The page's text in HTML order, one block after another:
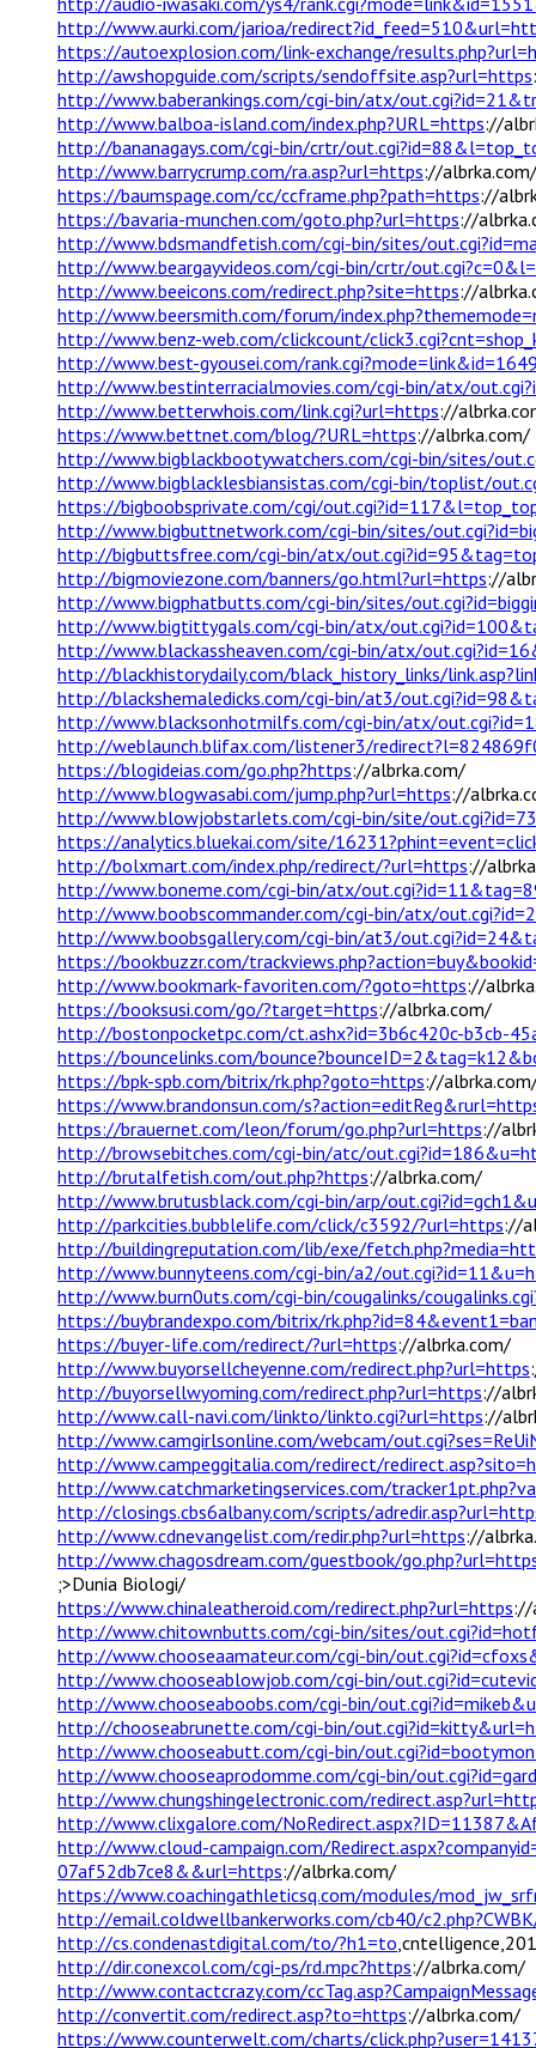
http://www.aurki.com/jarioa/
https://autoexplosion.com/link-exchange/
http://awshopguide.com/scripts/sendoffsite.asp?url=https
http://www.baberankings.com/cgi-bin/atx/
http://www.balboa-island.com/index.php?URL=https://
http://bananagays.com/cgi-bin/crtr/
http://www.barrycrump.com/ra.asp?url=https://albrka.com/
https://baumspage.com/cc/ccframe.php?path=https://
https://bavaria-munchen.com/goto.php?url=https://
http://www.bdsmandfetish.com/cgi-bin/sites/
http://www.beargayvideos.com/cgi-bin/crtr/
http://www.beeicons.com/redirect.php?site=https://
http://www.beersmith.com/forum/
http://www.benz-web.com/clickcount/
http://www.best-gyousei.com/
http://www.bestinterracialmovies.com/cgi-bin/atx/
http://www.betterwhois.com/link.cgi?url=https://
https://www.bettnet.com/blog/?URL=https://albrka.com/
http://www.bigblackbootywatchers.com/cgi-bin/sites/
http://www.bigblacklesbiansistas.com/cgi-bin/toplist/
https://bigboobsprivate.com/cgi/
http://www.bigbuttnetwork.com/cgi-bin/sites/
http://bigbuttsfree.com/cgi-bin/atx/
http://bigmoviezone.com/banners/go.html?url=https://
http://www.bigphatbutts.com/cgi-bin/sites/
http://www.bigtittygals.com/cgi-bin/atx/
http://www.blackassheaven.com/cgi-bin/atx/
http://blackhistorydaily.com/black_history_links/
http://blackshemaledicks.com/cgi-bin/at3/
http://www.blacksonhotmilfs.com/cgi-bin/atx/
http://weblaunch.blifax.com/listener3/
https://blogideias.com/go.php?https://albrka.com/
http://www.blogwasabi.com/jump.php?url=https://
http://www.blowjobstarlets.com/cgi-bin/site/
https://analytics.bluekai.com/site/
http://bolxmart.com/index.php/redirect/?url=https://
http://www.boneme.com/cgi-bin/atx/
http://www.boobscommander.com/cgi-bin/atx/
http://www.boobsgallery.com/cgi-bin/at3/
https://bookbuzzr.com/
http://www.bookmark-favoriten.com/?goto=https://
https://booksusi.com/go/?target=https://albrka.com/
http://bostonpocketpc.com/ct.ashx?id=3b6c420c-b3cb-
https://bouncelinks.com/
https://bpk-spb.com/bitrix/rk.php?goto=https://
https://www.brandonsun.com/
https://brauernet.com/leon/forum/go.php?url=https://
http://browsebitches.com/cgi-bin/atc/
http://brutalfetish.com/out.php?https://albrka.com/
http://www.brutusblack.com/cgi-bin/arp/
http://parkcities.bubblelife.com/click/c3592/?url=https://
http://buildingreputation.com/lib/exe/
http://www.bunnyteens.com/cgi-bin/a2/
http://www.burn0uts.com/cgi-bin/cougalinks/
https://buybrandexpo.com/bitrix/
https://buyer-life.com/redirect/?url=https://albrka.com/
http://www.buyorsellcheyenne.com/redirect.php?url=https
http://buyorsellwyoming.com/redirect.php?url=https://
http://www.call-navi.com/linkto/linkto.cgi?url=https://
http://www.camgirlsonline.com/webcam/
http://www.campeggitalia.com/redirect/
http://www.catchmarketingservices.com/
http://closings.cbs6albany.com/scripts/
http://www.cdnevangelist.com/redir.php?url=https://
http://www.chagosdream.com/guestbook/
;>Dunia Biologi/
https://www.chinaleatheroid.com/redirect.php?url=https://
http://www.chitownbutts.com/cgi-bin/sites/
http://www.chooseaamateur.com/cgi-bin/
http://www.chooseablowjob.com/cgi-bin/
http://www.chooseaboobs.com/cgi-bin/
http://chooseabrunette.com/cgi-bin/
http://www.chooseabutt.com/cgi-bin/
http://www.chooseaprodomme.com/cgi-bin/
http://www.chungshingelectronic.com/
http://www.clixgalore.com/
http://www.cloud-campaign.com/
07af52db7ce8&&url=https://albrka.com/
https://www.coachingathleticsq.com/modules/
http://email.coldwellbankerworks.com/cb40/
http://cs.condenastdigital.com/to/?h1=to
http://dir.conexcol.com/cgi-ps/rd.mpc?https://albrka.com/
http://www.contactcrazy.com/
http://convertit.com/redirect.asp?to=https://albrka.com/
https://www.counterwelt.com/charts/